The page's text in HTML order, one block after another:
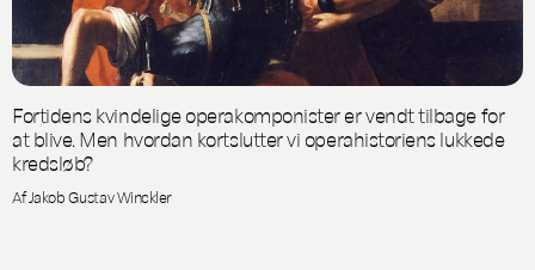
Fortidens kvindelige operakomponister er vendt tilbage for
at blive. Men hvordan kortslutter vi operahistoriens lukkede
kredsløb?
Af Jakob Gustav Winckler